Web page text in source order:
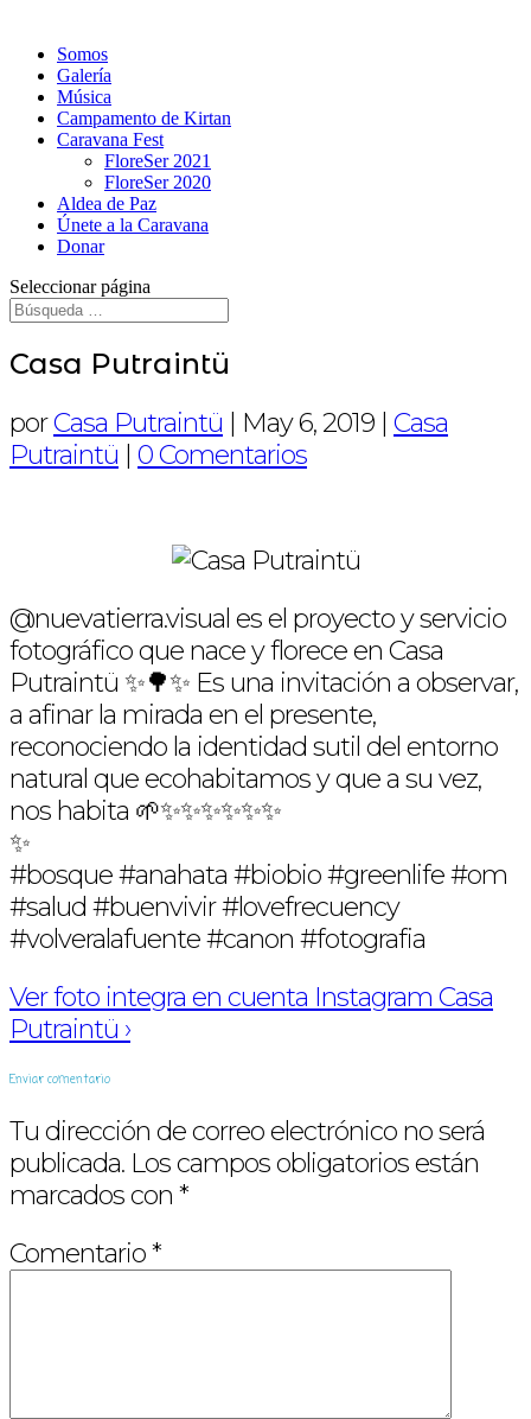
Somos
Galería
Música
Campamento de Kirtan
Caravana Fest
FloreSer 2021
FloreSer 2020
Aldea de Paz
Únete a la Caravana
Donar
Seleccionar página
Casa Putraintü
porCasa Putraintü | May 6, 2019 | Casa
Putraintü | 0 Comentarios
@nuevatierra.visual es el proyecto y servicio
fotográfico que nace y florece en Casa
Putraintü ✨🌳✨ Es una invitación a observar,
a afinar la mirada en el presente,
reconociendo la identidad sutil del entorno
natural que ecohabitamos y que a su vez,
nos habita 🌱✨✨✨✨✨✨
✨
#bosque #anahata #biobio #greenlife #om
#salud #buenvivir #lovefrecuency
#volveralafuente #canon #fotografia
Ver foto integra en cuenta Instagram Casa
Putraintü ›
Enviar comentario
Tu dirección de correo electrónico no será
publicada. Los campos obligatorios están
marcados con *
Comentario*